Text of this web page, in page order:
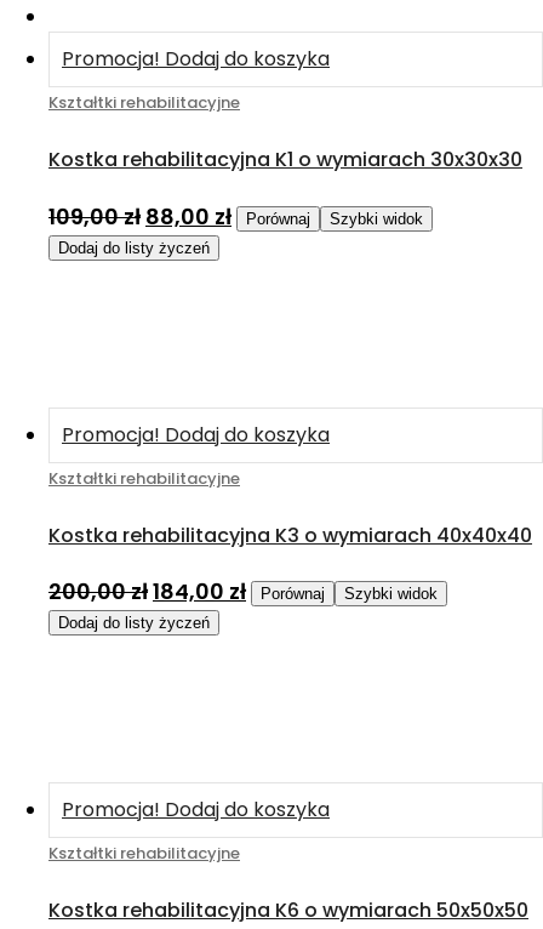
Promocja! Dodaj do koszyka
Kształtki rehabilitacyjne
Kostka rehabilitacyjna K1 o wymiarach 30x30x30
109,00zł 88,00 zł Porównaj
Szybki widok
Dodaj do listy życzeń
Promocja! Dodaj do koszyka
Kształtki rehabilitacyjne
Kostka rehabilitacyjna K3 o wymiarach 40x40x40
200,00zł184,00 zł Porównaj
Szybki widok
Dodaj do listy życzeń
Promocja! Dodaj do koszyka
Kształtki rehabilitacyjne
Kostka rehabilitacyjna K6 o wymiarach 50x50x50